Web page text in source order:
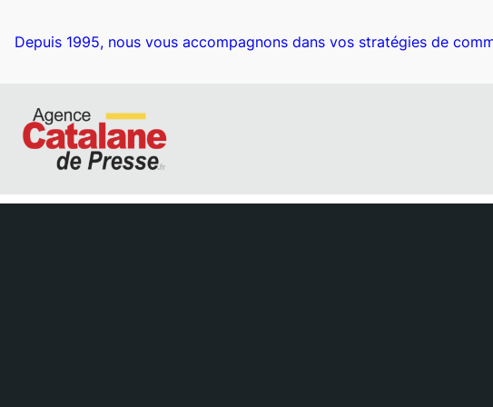
contenu
Depuis 1995, nous vous accompagnons dans vos stratégies de